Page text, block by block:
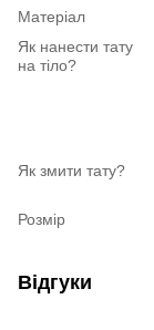
Матеріал
Як нанести тату
на тіло?
Як змити тату?
Розмір
Відгуки